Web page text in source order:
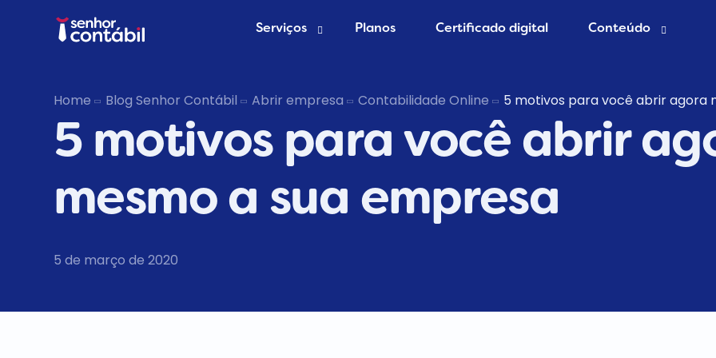
Serviços
Abrir Empresa grátis
Trocar de Contador
Deixar de ser MEI
Planos Certificado digital Conteúdo
Blog Contábil
Abertura de
Contabilidade Online
Home Blog Senhor Contábil Abrir empresa Contabilidade Online 5 motivos para você abrir agora
5 motivos para você abrir
mesmo a sua empresa
5 de março de 2020